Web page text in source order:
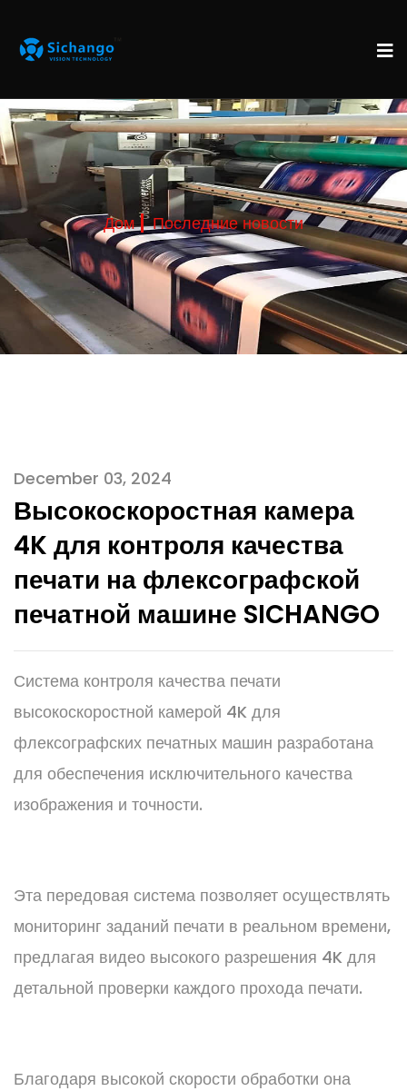
Дом Последние новости
December 03, 2024
Высокоскоростная камера
4K для контроля качества
печати на флексографской
печатной машине SICHANGO
Система контроля качества печати
высокоскоростной камерой 4K для
флексографских печатных машин разработана
для обеспечения исключительного качества
изображения и точности.
Эта передовая система позволяет осуществлять
мониторинг заданий печати в реальном времени,
предлагая видео высокого разрешения 4K для
детальной проверки каждого прохода печати.
Благодаря высокой скорости обработки она